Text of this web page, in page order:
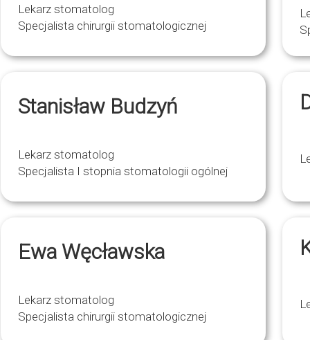
Lekarz stomatolog
Specjalista chirurgii stomatologicznej
Stanisław Budzyń
Lekarz stomatolog
Specjalista I stopnia stomatologii ogólnej
Ewa Węcławska
Lekarz stomatolog
Specjalista chirurgii stomatologicznej